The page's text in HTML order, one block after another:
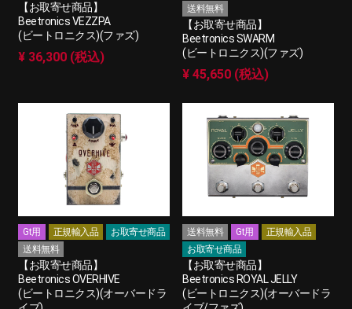
【お取寄せ商品】
Beetronics VEZZPA
(ビートロニクス)(ファズ)
¥ 36,300 (税込)
送料無料
【お取寄せ商品】
Beetronics SWARM
(ビートロニクス)(ファズ)
¥ 45,650 (税込)
Gt用 正規輸入品
お取寄せ商品
送料無料
【お取寄せ商品】
Beetronics OVERHIVE
(ビートロニクス)(オーバードラ
送料無料 Gt用
正規輸入品
お取寄せ商品
【お取寄せ商品】
Beetronics ROYAL JELLY
(ビートロニクス)(オーバードラ